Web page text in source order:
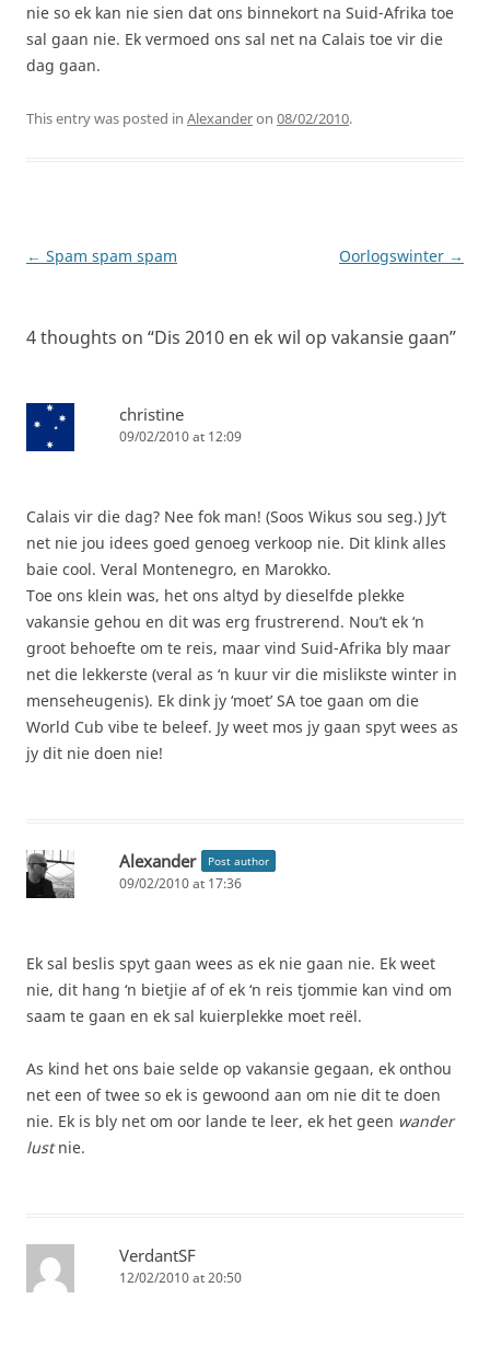
nie so ek kan nie sien dat ons binnekort na Suid-Afrika toe
sal gaan nie. Ek vermoed ons sal net na Calais toe vir die
dag gaan.
This entry was posted in Alexanderon 08/02/2010.
Post
← Spam spam spam Oorlogswinter →
4 thoughts on “Dis 2010 en ek wil op vakansie gaan”
christine
09/02/2010 at 12:09
Calais vir die dag? Nee fok man! (Soos Wikus sou seg.) Jy’t
net nie jou idees goed genoeg verkoop nie. Dit klink alles
baie cool. Veral Montenegro, en Marokko.
Toe ons klein was, het ons altyd by dieselfde plekke
vakansie gehou en dit was erg frustrerend. Nou’t ek ‘n
groot behoefte om te reis, maar vind Suid-Afrika bly maar
net die lekkerste (veral as ‘n kuur vir die mislikste winter in
menseheugenis). Ek dink jy ‘moet’ SA toe gaan om die
World Cub vibe te beleef. Jy weet mos jy gaan spyt wees as
jy dit nie doen nie!
Alexander Post author
09/02/2010 at 17:36
Ek sal beslis spyt gaan wees as ek nie gaan nie. Ek weet
nie, dit hang ‘n bietjie af of ek ‘n reis tjommie kan vind om
saam te gaan en ek sal kuierplekke moet reël.
As kind het ons baie selde op vakansie gegaan, ek onthou
net een of twee so ek is gewoond aan om nie dit te doen
nie. Ek is bly net om oor lande te leer, ek het geen wander
lustnie.
VerdantSF
12/02/2010 at 20:50